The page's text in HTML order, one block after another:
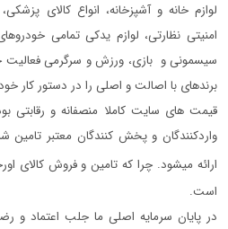
لوازم خانه و آشپزخانه، انواع کالای
امنیتی نظارتی، لوازم یدکی تمامی
سیسمونی و بازی، ورزش و سرگرمی فعالیت
برندهای با اصالت و اصلی را در دستور کار
قیمت های سایت کاملا منصفانه و رقابتی
واردکنندگان و پخش کنندگان معتبر تامین
ارائه میشود. چرا که تامین و فروش کالای
است.
در پایان سرمایه اصلی ما جلب اعتماد